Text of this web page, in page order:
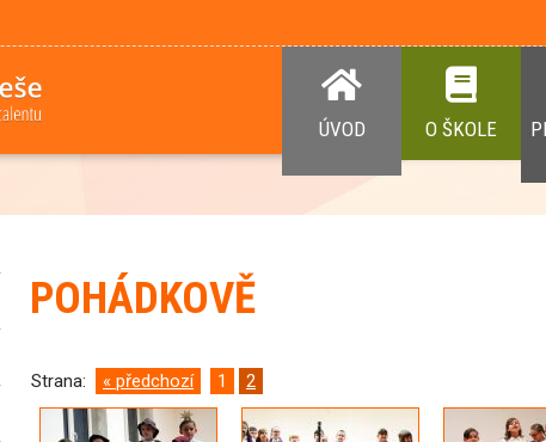
ÚVOD O ŠKOLE
POHÁDKOVĚ
Strana: « předchozí 1 2